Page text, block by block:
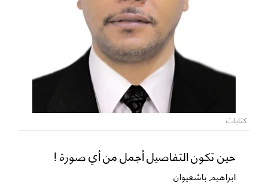
كتابات
حين تكون التفاصيل أجمل من أي صورة !
ابراهيم باشغيوان